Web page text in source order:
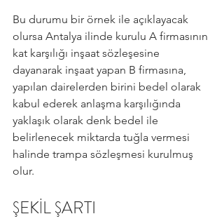
Bu durumu bir örnek ile açıklayacak
olursa Antalya ilinde kurulu A firmasının
kat karşılığı inşaat sözleşesine
dayanarak inşaat yapan B firmasına,
yapılan dairelerden birini bedel olarak
kabul ederek anlaşma karşılığında
yaklaşık olarak denk bedel ile
belirlenecek miktarda tuğla vermesi
halinde trampa sözleşmesi kurulmuş
olur.
ŞEKİL ŞARTI